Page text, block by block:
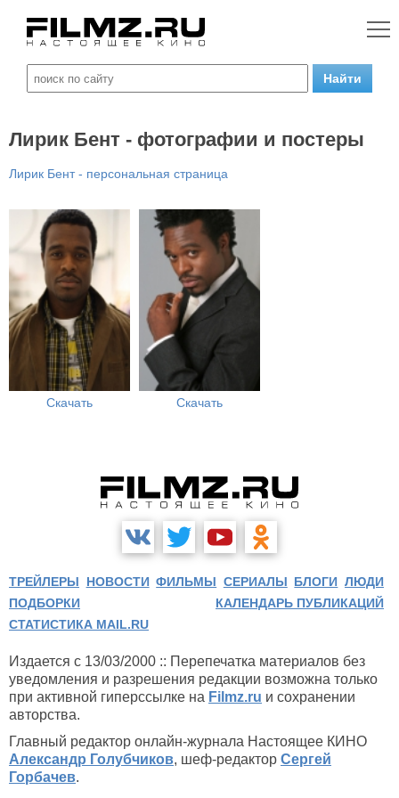
Лирик Бент - фотографии и постеры
Лирик Бент - персональная страница
Скачать Скачать
ТРЕЙЛЕРЫ НОВОСТИ ФИЛЬМЫ СЕРИАЛЫ БЛОГИ ЛЮДИ
ПОДБОРКИ
КАЛЕНДАРЬ ПУБЛИКАЦИЙ
СТАТИСТИКА MAIL.RU
Издается с 13/03/2000 :: Перепечатка материалов без
уведомления и разрешения редакции возможна только
при активной гиперссылке на Filmz.ru и сохранении
авторства.
Главный редактор онлайн-журнала Настоящее КИНО
Александр Голубчиков, шеф-редактор Сергей
Горбачев.